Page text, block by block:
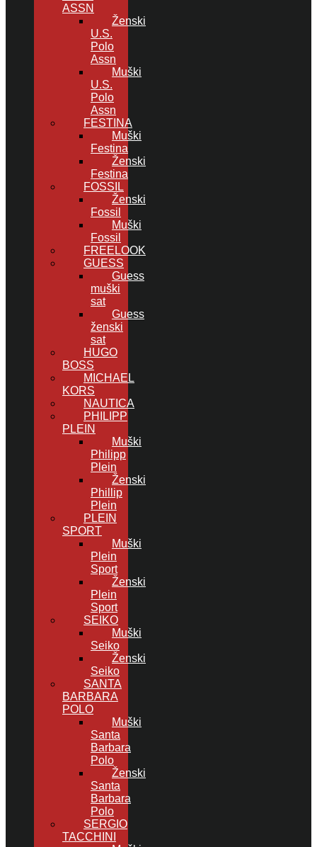
ASSN
Ženski
U.S.
Polo
Assn
Muški
U.S.
Polo
Assn
FESTINA
Muški
Festina
Ženski
Festina
FOSSIL
Ženski
Fossil
Muški
Fossil
FREELOOK
GUESS
Guess
muški
sat
Guess
ženski
sat
HUGO
BOSS
MICHAEL
KORS
NAUTICA
PHILIPP
PLEIN
Muški
Philipp
Plein
Ženski
Phillip
Plein
PLEIN
SPORT
Muški
Plein
Sport
Ženski
Plein
Sport
SEIKO
Muški
Seiko
Ženski
Seiko
SANTA
BARBARA
POLO
Muški
Santa
Barbara
Polo
Ženski
Santa
Barbara
Polo
SERGIO
TACCHINI